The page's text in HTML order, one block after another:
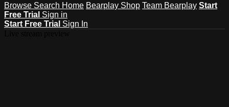
Browse Search Home Bearplay Shop Team Bearplay Start
Free Trial Sign in
Start Free Trial Sign In